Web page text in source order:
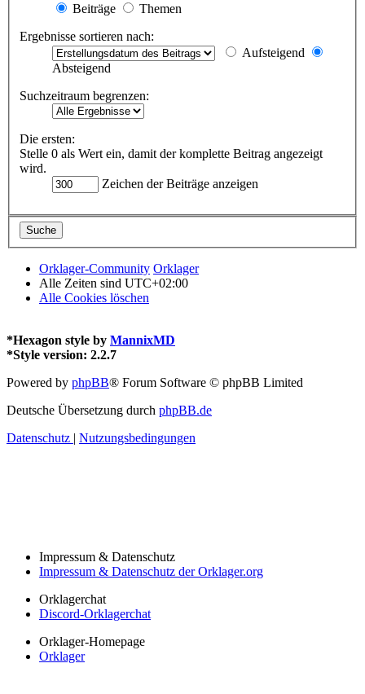
Beiträge
Themen
Ergebnisse sortieren nach:
Aufsteigend
Absteigend
Suchzeitraum begrenzen:
Die ersten:
Stelle 0 als Wert ein, damit der komplette Beitrag angezeigt
wird.
Zeichen der Beiträge anzeigen
Orklager-Community Orklager
Alle Zeiten sind UTC+02:00
Alle Cookies löschen
*Hexagon style by MannixMD
*Style version: 2.2.7
Powered by phpBB® Forum Software © phpBB Limited
Deutsche Übersetzung durch phpBB.de
Datenschutz | Nutzungsbedingungen
Impressum & Datenschutz
Impressum & Datenschutz der Orklager.org
Orklagerchat
Discord-Orklagerchat
Orklager-Homepage
Orklager